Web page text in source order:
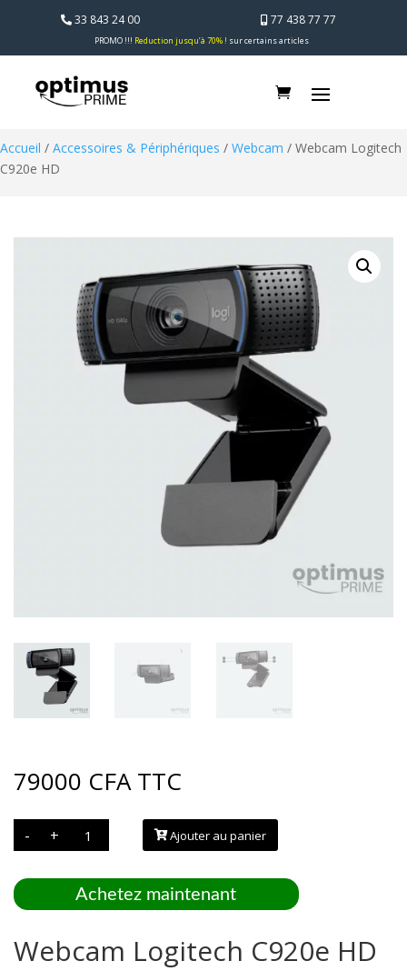
33 843 24 00 77 438 77 77
PROMO !!! Reduction jusqu’à 70% ! sur certains articles
Accueil / Accessoires & Périphériques / Webcam / Webcam Logitech
C920e HD
79000 CFA TTC
-
quantité
Webcam
C920e
HD
+ Ajouter au panier
Achetez maintenant
Webcam Logitech C920e HD